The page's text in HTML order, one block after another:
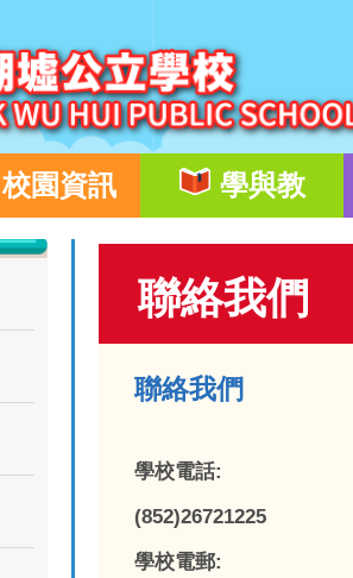
校園資訊 學與教
聯絡我們
聯絡我們
學校電話:
(852)26721225
學校電郵: